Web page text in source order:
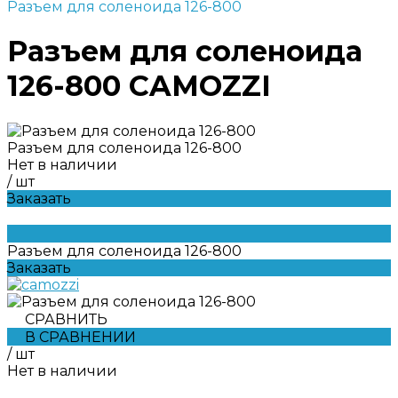
Разъем для соленоида 126-800
Разъем для соленоида
126-800 CAMOZZI
Разъем для соленоида 126-800
Нет в наличии
/ шт
Заказать
Разъем для соленоида 126-800
Заказать
СРАВНИТЬ
В СРАВНЕНИИ
/ шт
Нет в наличии